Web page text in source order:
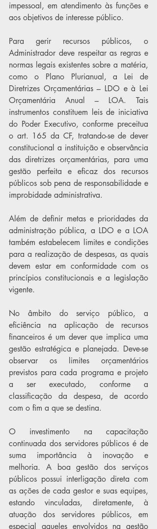
impessoal, em atendimento às funções e
aos objetivos de interesse público.
Para gerir recursos públicos, o
Administrador deve respeitar as regras e
normas legais existentes sobre a matéria,
como o Plano Plurianual, a Lei de
Diretrizes Orçamentárias – LDO e à Lei
Orçamentária Anual – LOA. Tais
instrumentos constituem leis de iniciativa
do Poder Executivo, conforme preceitua
o art. 165 da CF, tratando-se de dever
constitucional a instituição e observância
das diretrizes orçamentárias, para uma
gestão perfeita e eficaz dos recursos
públicos sob pena de responsabilidade e
improbidade administrativa.
Além de definir metas e prioridades da
administração pública, a LDO e a LOA
também estabelecem limites e condições
para a realização de despesas, as quais
devem estar em conformidade com os
princípios constitucionais e a legislação
vigente.
No âmbito do serviço público, a
eficiência na aplicação de recursos
financeiros é um dever que implica uma
gestão estratégica e planejada. Deve-se
observar os limites orçamentários
previstos para cada programa e projeto
a ser executado, conforme a
classificação da despesa, de acordo
com o fim a que se destina.
O investimento na capacitação
continuada dos servidores públicos é de
suma importância à inovação e
melhoria. A boa gestão dos serviços
públicos possui interligação direta com
as ações de cada gestor e suas equipes,
estando vinculadas, diretamente, à
atuação dos servidores públicos, em
especial aqueles envolvidos na gestão